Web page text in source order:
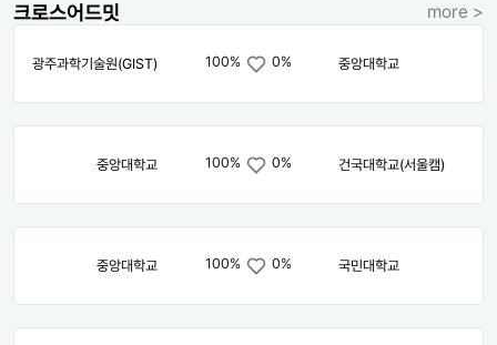
크로스어드밋 more >
광주과학기술원(GIST) 100% 0% 중앙대학교
중앙대학교 100% 0% 건국대학교(서울캠)
중앙대학교 100% 0% 국민대학교